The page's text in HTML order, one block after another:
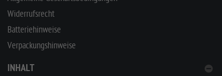
Widerrufsrecht
Batteriehinweise
Verpackungshinweise
INHALT